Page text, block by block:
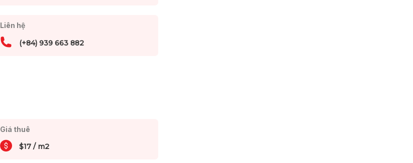
Liên hệ
(+84) 939 663 882
Giá thuê
$17 / m2